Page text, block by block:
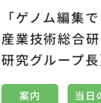
「ゲノム編集
産業技術総合
研究グループ長
案内 当日